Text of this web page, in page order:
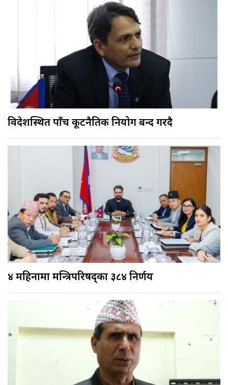
विदेशस्थित पाँच कूटनैतिक नियोग बन्द गरिँदै
४ महिनामा मन्त्रिपरिषद्का ३८४ निर्णय